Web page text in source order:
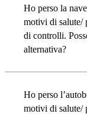
Ho perso la
motivi di salute/
di controlli.
alternativa?
Ho perso
motivi di salute/